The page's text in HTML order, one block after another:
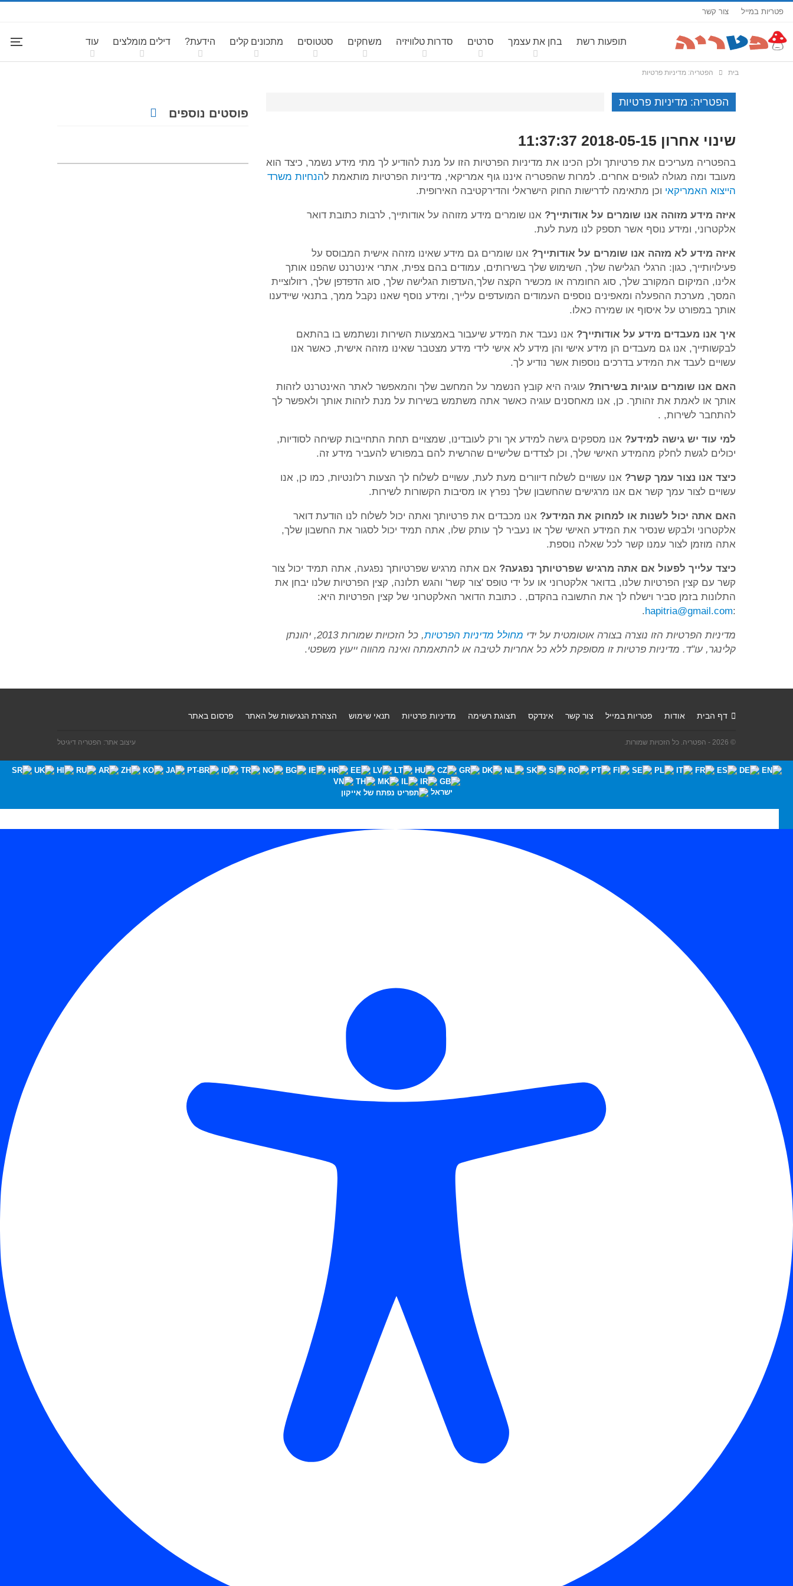
פטריות במייל צור קשר
תופעות רשת בחן את עצמך סרטים סדרות טלוויזיה משחקים סטטוסים מתכונים קלים הידעת? דילים מומלצים עוד
בית הפטריה: מדיניות פרטיות
הפטריה: מדיניות פרטיות
שינוי אחרון 2018-05-15 11:37:37
בהפטריה מעריכים את פרטיותך ולכן הכינו את מדיניות הפרטיות הזו על מנת להודיע לך מתי מידע נשמר, כיצד הוא
מעובד ומה מגולה לגופים אחרים. למרות שהפטריה איננו גוף אמריקאי, מדיניות הפרטיות מותאמת להנחיות משרד
הייצוא האמריקאי וכן מתאימה לדרישות החוק הישראלי והדירקטיבה האירופית.
איזה מידע מזוהה אנו שומרים על אודותייך? אנו שומרים מידע מזוהה על אודותייך, לרבות כתובת דואר
אלקטרוני, ומידע נוסף אשר תספק לנו מעת לעת.
איזה מידע לא מזהה אנו שומרים על אודותייך? אנו שומרים גם מידע שאינו מזהה אישית המבוסס על
פעילויותייך, כגון: הרגלי הגלישה שלך, השימוש שלך בשירותים, עמודים בהם צפית, אתרי אינטרנט שהפנו אותך
אלינו, המיקום המקורב שלך, סוג החומרה או מכשיר הקצה שלך,העדפות הגלישה שלך, סוג הדפדפן שלך, רזולוציית
המסך, מערכת ההפעלה ומאפינים נוספים העמודים המועדפים עלייך, ומידע נוסף שאנו נקבל ממך, בתנאי שיידענו
אותך במפורט על איסוף או שמירה כאלו.
איך אנו מעבדים מידע על אודותייך? אנו נעבד את המידע שיעבור באמצעות השירות ונשתמש בו בהתאם
לבקשותייך, אנו גם מעבדים הן מידע אישי והן מידע לא אישי לידי מידע מצטבר שאינו מזהה אישית, כאשר אנו
עשויים לעבד את המידע בדרכים נוספות אשר נודיע לך.
האם אנו שומרים עוגיות בשירות? עוגיה היא קובץ הנשמר על המחשב שלך והמאפשר לאתר האינטרנט לזהות
אותך או לאמת את זהותך. כן, אנו מאחסנים עוגיה כאשר אתה משתמש בשירות על מנת לזהות אותך ולאפשר לך
להתחבר לשירות, .
למי עוד יש גישה למידע? אנו מספקים גישה למידע אך ורק לעובדינו, שמצויים תחת התחייבות קשיחה לסודיות,
יכולים לגשת לחלק מהמידע האישי שלך, וכן לצדדים שלישיים שהרשית להם במפורש להעביר מידע זה.
כיצד אנו נצור עמך קשר? אנו עשויים לשלוח דיוורים מעת לעת, עשויים לשלוח לך הצעות רלונטיות, כמו כן, אנו
עשויים לצור עמך קשר אם אנו מרגישים שהחשבון שלך נפרץ או מסיבות הקשורות לשירות.
האם אתה יכול לשנות או למחוק את המידע? אנו מכבדים את פרטיותך ואתה יכול לשלוח לנו הודעת דואר
אלקטרוני ולבקש שנסיר את המידע האישי שלך או נעביר לך עותק שלו, אתה תמיד יכול לסגור את החשבון שלך,
אתה מוזמן לצור עמנו קשר לכל שאלה נוספת.
כיצד עלייך לפעול אם אתה מרגיש שפרטיותך נפגעה? אם אתה מרגיש שפרטיותך נפגעה, אתה תמיד יכול צור
קשר עם קצין הפרטיות שלנו, בדואר אלקטרוני או על ידי טופס 'צור קשר' והגש תלונה, קצין הפרטיות שלנו יבחן את
התלונות בזמן סביר וישלח לך את התשובה בהקדם, . כתובת הדואר האלקטרוני של קצין הפרטיות היא:
:
hapitria@gmail.com
.
מדיניות הפרטיות הזו נוצרה בצורה אוטומטית על ידי מחולל מדיניות הפרטיות
, כל הזכויות שמורות 2013, יהונתן
קלינגר, עו"ד. מדיניות פרטיות זו מסופקת ללא כל אחריות לטיבה או להתאמתה ואינה מהווה ייעוץ משפטי.
פוסטים נוספים
דף הבית אודות פטריות במייל צור קשר אינדקס תצוגת רשימה מדיניות פרטיות תנאי שימוש הצהרת הנגישות של האתר פרסום באתר
© 2026 - הפטריה. כל הזכויות שמורות. עיצוב אתר: הפטריה דיגיטל
ישראל